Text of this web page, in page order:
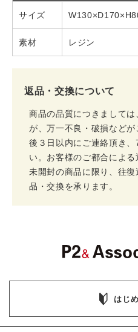
サイズ
素材 レジン
返品・交換について
商品の品質につきまして
が、万一不良・破損など
後３日以内にご連絡頂き、
い。お客様のご都合による
未開封の商品に限り、往
品・交換を承ります。
はじ